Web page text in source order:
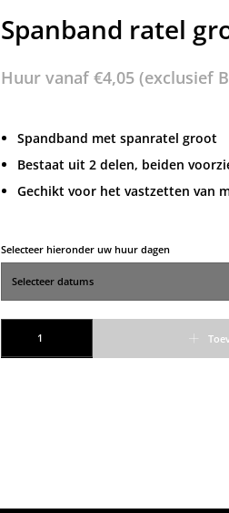
Spanband ratel
Huur vanaf €4,05 (exclusief
Spandband met spanratel groot
Bestaat uit 2 delen, beiden
Gechikt voor het vastzetten van
Selecteer hieronder uw huur dagen